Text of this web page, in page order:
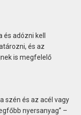
adózni kell
és az
is megfelelő
szén és az acél vagy
nyersanyag” –